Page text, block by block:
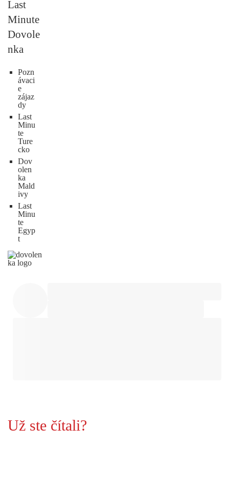
Last
Minute
Dovole
nka
Pozn
ávaci
e
zájaz
dy
Last
Minu
te
Ture
cko
Dov
olen
ka
Mald
ivy
Last
Minu
te
Egyp
t
Už ste čítali?